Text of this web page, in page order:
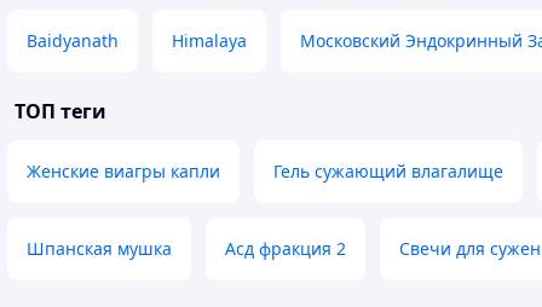
Baidyanath Himalaya Московский Эндокринный
ТОП теги
Женские виагры капли Гель сужающий влагалище
Шпанская мушка Асд фракция 2 Свечи для